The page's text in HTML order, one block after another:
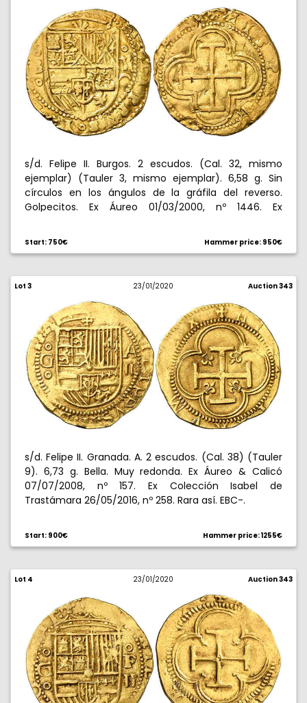
s/d. Felipe II. Burgos. 2 escudos. (Cal. 32, mismo
ejemplar) (Tauler 3, mismo ejemplar). 6,58 g. Sin
círculos en los ángulos de la gráfila del reverso.
Golpecitos. Ex Áureo 01/03/2000, nº 1446. Ex
rara. MBC-.
Start: 750€ Hammer price: 950€
Lot 3 23/01/2020 Auction 343
s/d. Felipe II. Granada. A. 2 escudos. (Cal. 38) (Tauler
9). 6,73 g. Bella. Muy redonda. Ex Áureo & Calicó
07/07/2008, nº 157. Ex Colección Isabel de
Trastámara 26/05/2016, nº 258. Rara así. EBC-.
Start: 900€ Hammer price: 1255€
Lot 4 23/01/2020 Auction 343